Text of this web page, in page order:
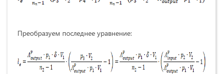
Преобразуем последнее уравнение: